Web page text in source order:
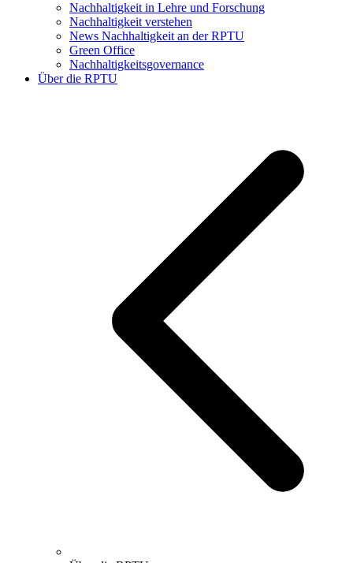
Nachhaltigkeit in Lehre und Forschung
Nachhaltigkeit verstehen
News Nachhaltigkeit an der RPTU
Green Office
Nachhaltigkeitsgovernance
Über die RPTU